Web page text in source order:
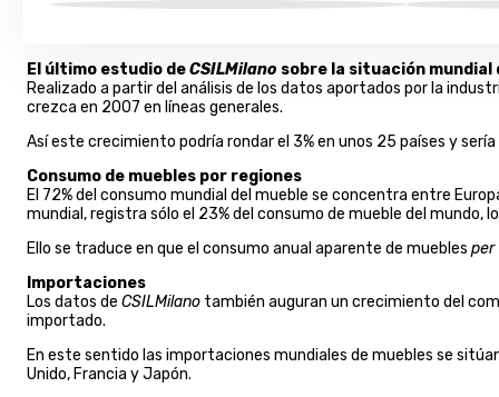
El último estudio deCSILMilano sobre la situación
Realizado a partir del análisis de los datos aportados por la
crezca en 2007 en líneas generales.
Así este crecimiento podría rondar el 3% en unos 25 países y
Consumo de muebles por regiones
El 72% del consumo mundial del mueble se concentra entre
mundial, registra sólo el 23% del consumo de mueble del
Ello se traduce en que el consumo anual aparente de muebles per
Importaciones
Los datos de CSILMilano también auguran un crecimiento del
importado.
En este sentido las importaciones mundiales de muebles se
Unido, Francia y Japón.